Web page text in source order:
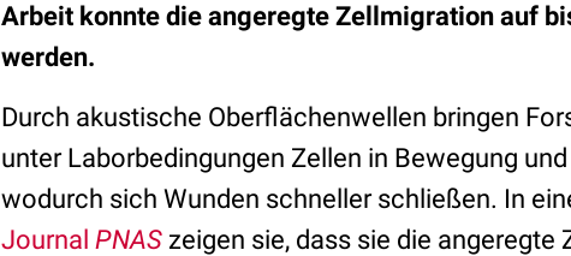
Arbeit konnte die angeregte Zellmigration auf
werden.
Durch akustische Oberflächenwellen bringen
unter Laborbedingungen Zellen in Bewegung
wodurch sich Wunden schneller schließen. In
Journal PNAS zeigen sie, dass sie die